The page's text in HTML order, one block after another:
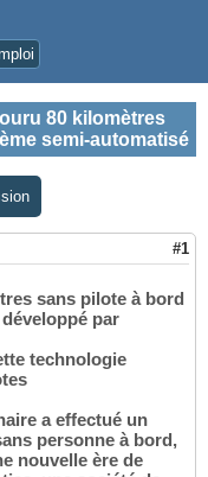
80 kilomètres
semi-automatisé
#1
sans pilote à bord
par
technologie
a effectué un
personne à bord,
nouvelle ère de